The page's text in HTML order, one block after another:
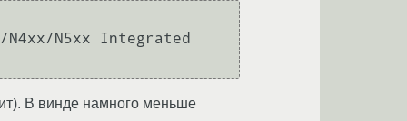
N5xx Integrated
В винде намного меньше